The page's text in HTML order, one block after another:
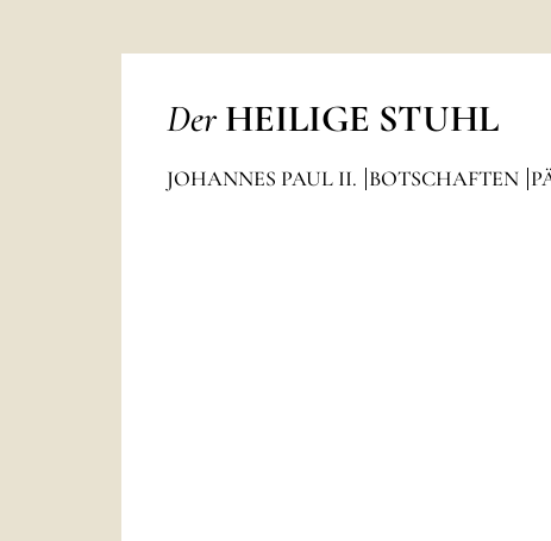
Der HEILIGE STUHL
JOHANNES PAUL II. BOTSCHAFTEN